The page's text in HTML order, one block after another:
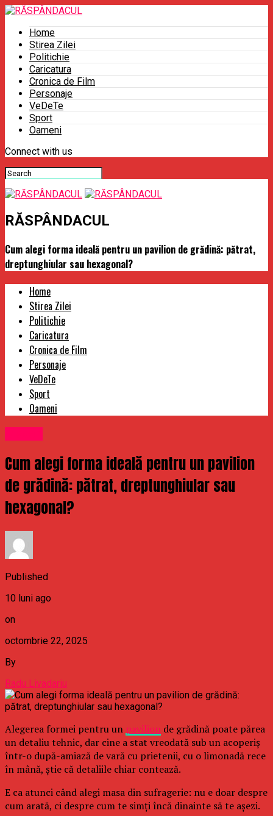
Home
Stirea Zilei
Politichie
Caricatura
Cronica de Film
Personaje
VeDeTe
Sport
Oameni
Connect with us
RĂSPÂNDACUL
Cum alegi forma ideală pentru un pavilion de grădină: pătrat,
dreptunghiular sau hexagonal?
Home
Stirea Zilei
Politichie
Caricatura
Cronica de Film
Personaje
VeDeTe
Sport
Oameni
Cum alegi forma ideală pentru un pavilion
de grădină: pătrat, dreptunghiular sau
hexagonal?
Published
10 luni ago
on
octombrie 22, 2025
By
Radu Livadariu
Alegerea formei pentru un pavilion de grădină poate părea
un detaliu tehnic, dar cine a stat vreodată sub un acoperiş
într-o după-amiază de vară cu prietenii, cu o limonadă rece
în mână, știe că detaliile chiar contează.
E ca atunci când alegi masa din sufragerie: nu e doar despre
cum arată, ci despre cum te simţi încă dinainte să te aşezi.